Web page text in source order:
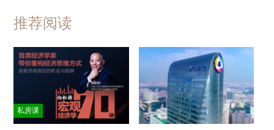
推荐阅读
私房课